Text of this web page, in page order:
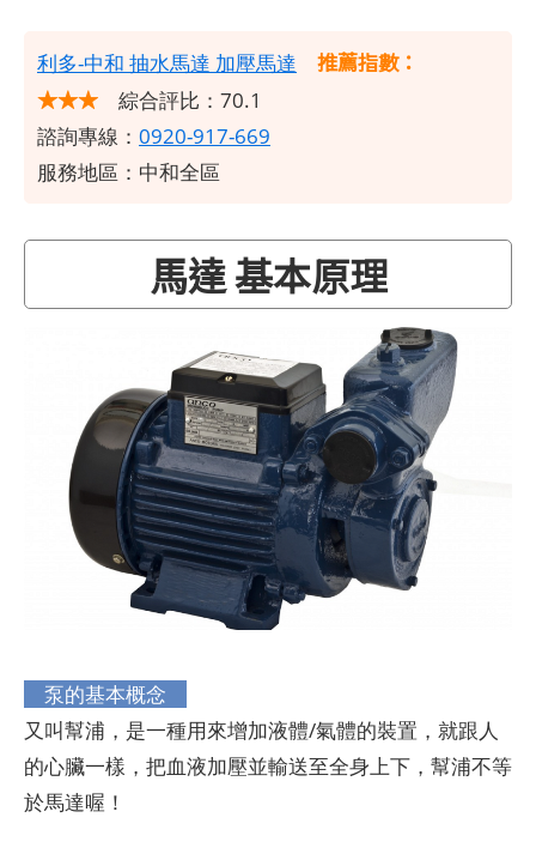
利多-中和 抽水馬達 加壓馬達
推薦指數：
★★★ 綜合評比：70.1
諮詢專線： 0920-917-669
服務地區：中和全區
馬達 基本原理
泵的基本概念
又叫幫浦，是一種用來增加液體/氣體的裝置，就跟人
的心臟一樣，把血液加壓並輸送至全身上下，幫浦不等
於馬達喔！